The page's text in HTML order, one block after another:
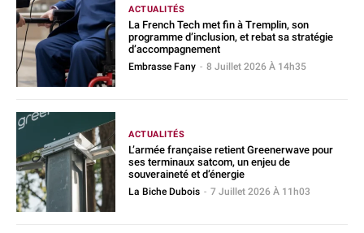
ACTUALITÉS
La French Tech met fin à Tremplin, son
programme d’inclusion, et rebat sa stratégie
d’accompagnement
Embrasse Fany - 8 Juillet 2026 À 14h35
ACTUALITÉS
L’armée française retient Greenerwave pour
ses terminaux satcom, un enjeu de
souveraineté et d’énergie
La Biche Dubois - 7 Juillet 2026 À 11h03